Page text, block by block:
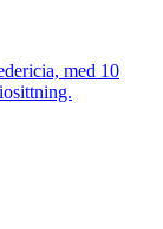
med 10